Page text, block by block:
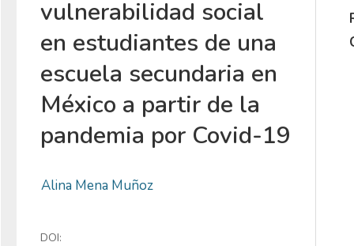
vulnerabilidad social
en estudiantes de una
escuela secundaria en
México a partir de la
pandemia por Covid-19
Alina Mena Muñoz
DOI: